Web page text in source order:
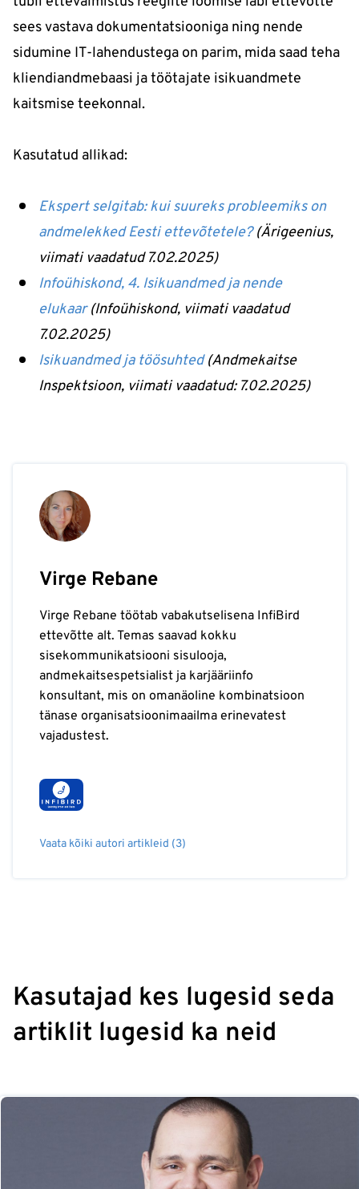
sees vastava dokumentatsiooniga ning nende
sidumine IT-lahendustega on parim, mida saad teha
kliendiandmebaasi ja töötajate isikuandmete
kaitsmise teekonnal.
Kasutatud allikad:
Ekspert selgitab: kui suureks probleemiks on
andmelekked Eesti ettevõtetele?(Ärigeenius,
viimati vaadatud 7.02.2025)
Infoühiskond, 4. Isikuandmed ja nende
elukaar(Infoühiskond, viimati vaadatud
7.02.2025)
Isikuandmed ja töösuhted(Andmekaitse
Inspektsioon, viimati vaadatud: 7.02.2025)
Virge Rebane
Virge Rebane töötab vabakutselisena InfiBird
ettevõtte alt. Temas saavad kokku
sisekommunikatsiooni sisulooja,
andmekaitsespetsialist ja karjääriinfo
konsultant, mis on omanäoline kombinatsioon
tänase organisatsioonimaailma erinevatest
vajadustest.
Vaata kõiki autori artikleid (3)
Kasutajad kes lugesid seda
artiklit lugesid ka neid